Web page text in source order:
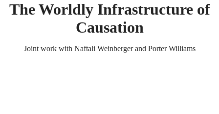
The Worldly Infrastructure of
Causation
Joint work with Naftali Weinberger and Porter Williams